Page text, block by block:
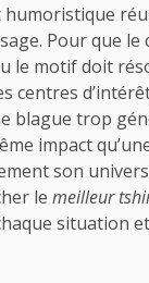
humoristique
Pour que le
le motif doit
centres
blague trop
impact
son
le meilleur
situation